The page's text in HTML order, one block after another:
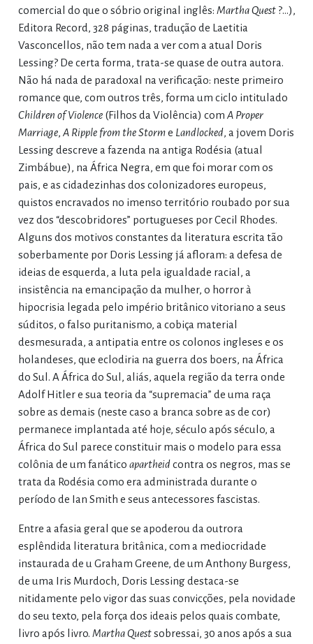
comercial do que o sóbrio original inglês: Martha Quest?…),
Editora Record, 328 páginas, tradução de Laetitia
Vasconcellos, não tem nada a ver com a atual Doris
Lessing? De certa forma, trata-se quase de outra autora.
Não há nada de paradoxal na verificação: neste primeiro
romance que, com outros três, forma um ciclo intitulado
Children of Violence(Filhos da Violência) com A Proper
Marriage, A Ripple from the Storme Landlocked, a jovem Doris
Lessing descreve a fazenda na antiga Rodésia (atual
Zimbábue), na África Negra, em que foi morar com os
pais, e as cidadezinhas dos colonizadores europeus,
quistos encravados no imenso território roubado por sua
vez dos “descobridores” portugueses por Cecil Rhodes.
Alguns dos motivos constantes da literatura escrita tão
soberbamente por Doris Lessing já afloram: a defesa de
ideias de esquerda, a luta pela igualdade racial, a
insistência na emancipação da mulher, o horror à
hipocrisia legada pelo império britânico vitoriano a seus
súditos, o falso puritanismo, a cobiça material
desmesurada, a antipatia entre os colonos ingleses e os
holandeses, que eclodiria na guerra dos boers, na África
do Sul. A África do Sul, aliás, aquela região da terra onde
Adolf Hitler e sua teoria da “supremacia” de uma raça
sobre as demais (neste caso a branca sobre as de cor)
permanece implantada até hoje, século após século, a
África do Sul parece constituir mais o modelo para essa
colônia de um fanático apartheidcontra os negros, mas se
trata da Rodésia como era administrada durante o
período de Ian Smith e seus antecessores fascistas.
Entre a afasia geral que se apoderou da outrora
esplêndida literatura britânica, com a mediocridade
instaurada de u Graham Greene, de um Anthony Burgess,
de uma Iris Murdoch, Doris Lessing destaca-se
nitidamente pelo vigor das suas convicções, pela novidade
do seu texto, pela força dos ideais pelos quais combate,
livro após livro. Martha Questsobressai, 30 anos após a sua